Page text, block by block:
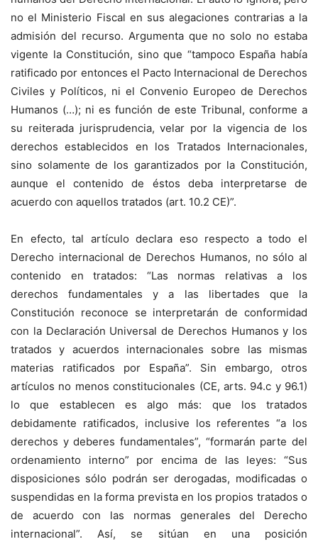
no el Ministerio Fiscal en sus alegaciones contrarias a la
admisión del recurso. Argumenta que no solo no estaba
vigente la Constitución, sino que “tampoco España había
ratificado por entonces el Pacto Internacional de Derechos
Civiles y Políticos, ni el Convenio Europeo de Derechos
Humanos (…); ni es función de este Tribunal, conforme a
su reiterada jurisprudencia, velar por la vigencia de los
derechos establecidos en los Tratados Internacionales,
sino solamente de los garantizados por la Constitución,
aunque el contenido de éstos deba interpretarse de
acuerdo con aquellos tratados (art. 10.2 CE)”.
En efecto, tal artículo declara eso respecto a todo el
Derecho internacional de Derechos Humanos, no sólo al
contenido en tratados: “Las normas relativas a los
derechos fundamentales y a las libertades que la
Constitución reconoce se interpretarán de conformidad
con la Declaración Universal de Derechos Humanos y los
tratados y acuerdos internacionales sobre las mismas
materias ratificados por España”. Sin embargo, otros
artículos no menos constitucionales (CE, arts. 94.c y 96.1)
lo que establecen es algo más: que los tratados
debidamente ratificados, inclusive los referentes “a los
derechos y deberes fundamentales”, “formarán parte del
ordenamiento interno” por encima de las leyes: “Sus
disposiciones sólo podrán ser derogadas, modificadas o
suspendidas en la forma prevista en los propios tratados o
de acuerdo con las normas generales del Derecho
internacional”. Así, se sitúan en una posición